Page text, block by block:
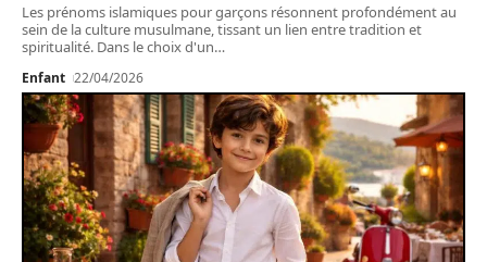
Les prénoms islamiques pour garçons résonnent profondément au
sein de la culture musulmane, tissant un lien entre tradition et
spiritualité. Dans le choix d'un…
Enfant 22/04/2026